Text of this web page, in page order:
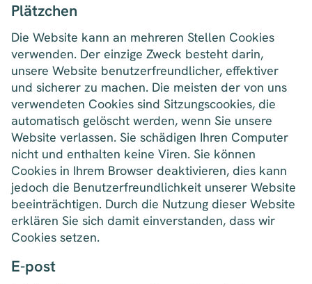
Plätzchen
Die Website kann an mehreren Stellen Cookies
verwenden. Der einzige Zweck besteht darin,
unsere Website benutzerfreundlicher, effektiver
und sicherer zu machen. Die meisten der von uns
verwendeten Cookies sind Sitzungscookies, die
automatisch gelöscht werden, wenn Sie unsere
Website verlassen. Sie schädigen Ihren Computer
nicht und enthalten keine Viren. Sie können
Cookies in Ihrem Browser deaktivieren, dies kann
jedoch die Benutzerfreundlichkeit unserer Website
beeinträchtigen. Durch die Nutzung dieser Website
erklären Sie sich damit einverstanden, dass wir
Cookies setzen.
E-post